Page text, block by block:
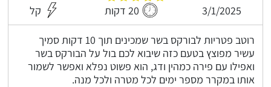
3/1/2025 20 דקות קל
רוטב פטריות לבורקס בשר שמכינים תוך 10 דקות סמיך
עשיר מפוצץ בטעם כזה שיבוא לכם בול על הבורקס בשר
ואפילו עם פירה כמהין ודג, הוא פשוט נפלא ואפשר לשמור
אותו במקרר מספר ימים לכל מטרה ולכל מנה.